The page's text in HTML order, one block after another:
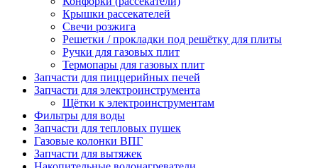
Крышки рассекателей
Свечи розжига
Решетки / прокладки под решётку для плиты
Ручки для газовых плит
Термопары для газовых плит
Запчасти для пиццерийных печей
Запчасти для электроинструмента
Щётки к электроинструментам
Фильтры для воды
Запчасти для тепловых пушек
Газовые колонки ВПГ
Запчасти для вытяжек